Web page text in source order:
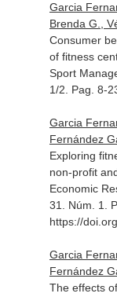
Garcia
Brenda G.,
Consumer
of fitness
Sport
1/2. Pag. 8-
Garcia
Fernández
Exploring
non-profit
Economic
31. Núm. 1.
https://
Garcia
Fernández
The effects